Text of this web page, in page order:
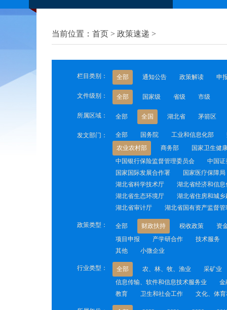
当前位置：首页 > 政策速递 >
栏目类别： 全部 通知公告 政策解读 申
文件级别： 全部 国家级 省级 市级
所属区域： 全部 全国 湖北省 茅箭区
发文部门： 全部 国务院 工业和信息化部
农业农村部
商务部 国家卫生健
中国银行保险监督管理委员会
中国证
国家国际发展合作署
国家医疗保障局
湖北省科学技术厅
湖北省经济和信息
湖北省生态环境厅
湖北省住房和城乡
湖北省审计厅
湖北省国有资产监督管
政策类型： 全部 财政扶持 税收政策 资
项目申报
产学研合作 技术服务
其他
小微企业
行业类型： 全部 农、林、牧、渔业 采矿业
信息传输、软件和信息技术服务业
金
教育
卫生和社会工作 文化、体